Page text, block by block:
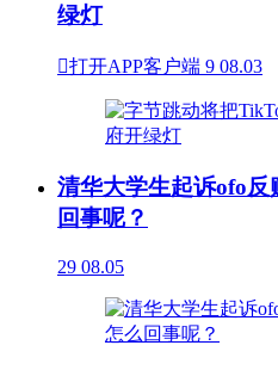
绿灯
打开APP客户端 9 08.03
清华大学生起诉ofo反
回事呢？
29 08.05